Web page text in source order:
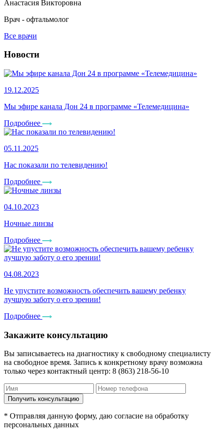
Анастасия Викторовна
Врач - офтальмолог
Все врачи
Новости
19.12.2025
Мы эфире канала Дон 24 в программе «Телемедицина»
Подробнее
05.11.2025
Нас показали по телевидению!
Подробнее
04.10.2023
Ночные линзы
Подробнее
04.08.2023
Не упустите возможность обеспечить вашему ребенку
лучшую заботу о его зрении!
Подробнее
Закажите консультацию
Вы записываетесь на диагностику к свободному специалисту
на свободное время. Запись к конкретному врачу возможна
только через контактный центр: 8 (863) 218-56-10
* Отправляя данную форму, даю согласие на обработку
персональных данных